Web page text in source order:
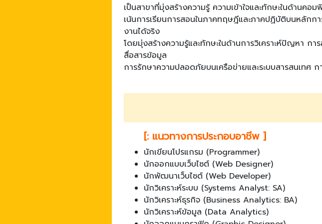
เป็นสาขาที่มุ่งสร้างความรู้ ความเข้าใจและทักษะในด้านค
เน้นการเรียนการสอนในภาคทฤษฎีและภาคปฏิบัติบนหลักก
งานได้จริง
โดยมุ่งสร้างความรู้และทักษะในด้านการวิเคราะห์ปัญหา ก
สื่อสารข้อมูล
การรักษาความปลอดภัยบนเครือข่ายและระบบสารสนเทศ
[: แนวทางการประกอบอาชีพ ]
นักเขียนโปรแกรม (Programmer)
นักออกแบบเว็บไซต์ (Web Designer)
นักพัฒนาเว็บไซต์ (Web Developer)
นักวิเคราะห์ระบบ (Systems Analyst: SA)
นักวิเคราะห์ธุรกิจ (Business Analytics: BA)
นักวิเคราะห์ข้อมูล (Data Analytics)